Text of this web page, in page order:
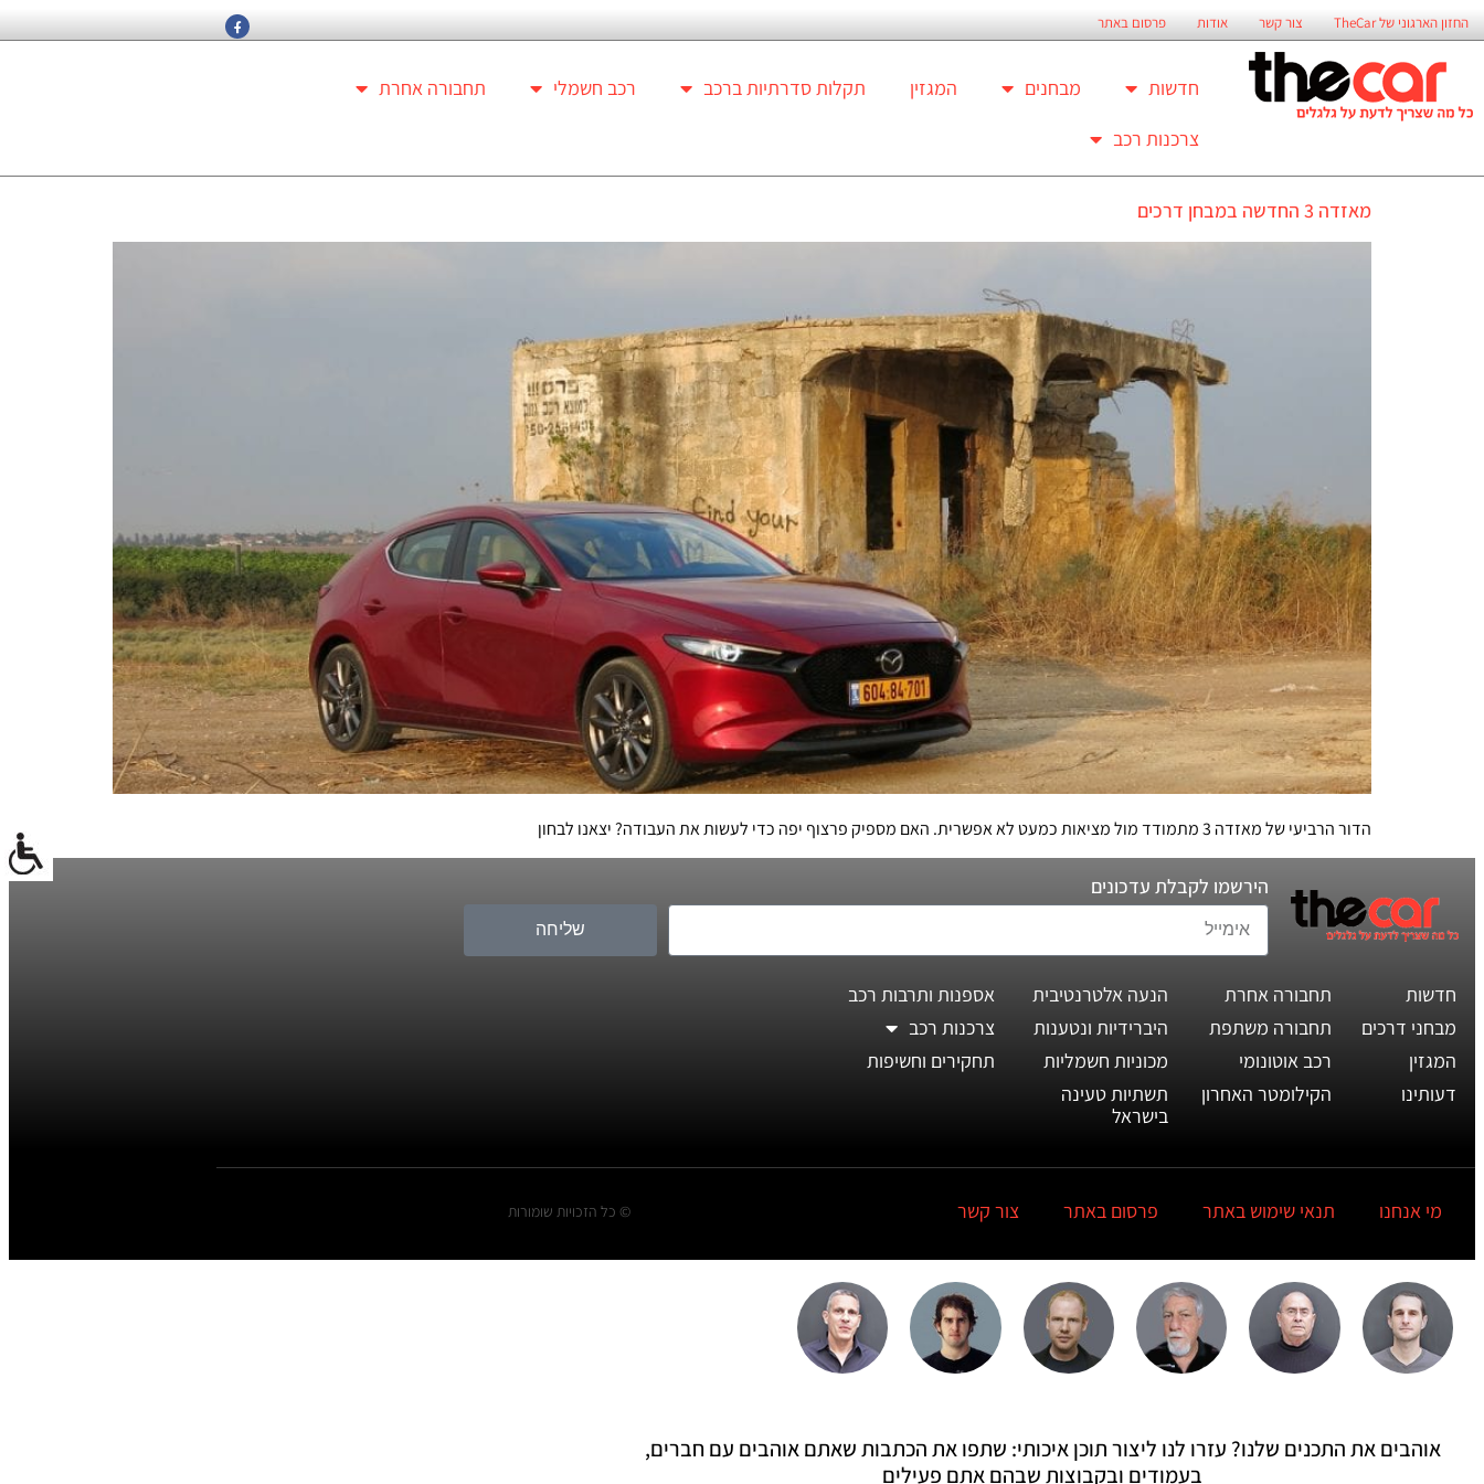
החזון הארגוני של TheCar צור קשר אודות פרסום באתר
חדשות מבחנים המגזין תקלות סדרתיות ברכב רכב חשמלי
תחבורה אחרת
צרכנות רכב
מאזדה 3 החדשה במבחן דרכים
הדור הרביעי של מאזדה 3 מתמודד מול מציאות כמעט לא אפשרית. האם מספיק פרצוף יפה כדי לעשות את העבודה? יצאנו לבחון
הירשמו לקבלת עדכונים
שליחה
חדשות
מבחני דרכים
המגזין
דעותינו
תחבורה אחרת
תחבורה משתפת
רכב אוטונומי
הקילומטר האחרון
הנעה אלטרנטיבית
היברידיות ונטענות
מכוניות חשמליות
תשתיות טעינה
בישראל
אספנות ותרבות רכב
צרכנות רכב
תחקירים וחשיפות
מי אנחנו תנאי שימוש באתר פרסום באתר צור קשר © כל הזכויות שומורות
אוהבים את התכנים שלנו? עזרו לנו ליצור תוכן איכותי: שתפו את הכתבות שאתם אוהבים עם חברים,
בעמודים ובקבוצות שבהם אתם פעילים